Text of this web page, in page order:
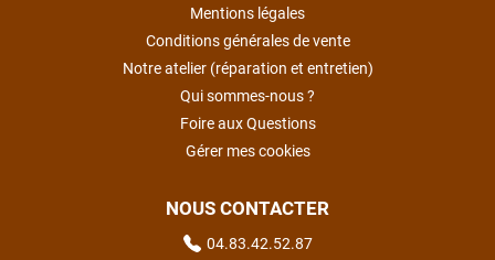
Mentions légales
Conditions générales de vente
Notre atelier (réparation et entretien)
Qui sommes-nous ?
Foire aux Questions
Gérer mes cookies
NOUS CONTACTER
04.83.42.52.87